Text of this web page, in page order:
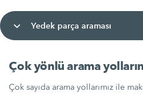
Yedek parça araması
Çok yönlü arama
Çok sayıda arama yollarımız ile